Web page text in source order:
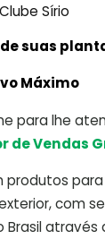
Sírio
suas
Máximo
para lhe
de Vendas
produtos
com
através